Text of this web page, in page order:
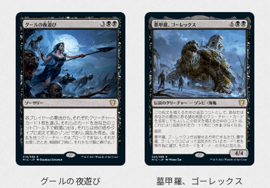
グールの夜遊び 墓甲羅、ゴーレックス